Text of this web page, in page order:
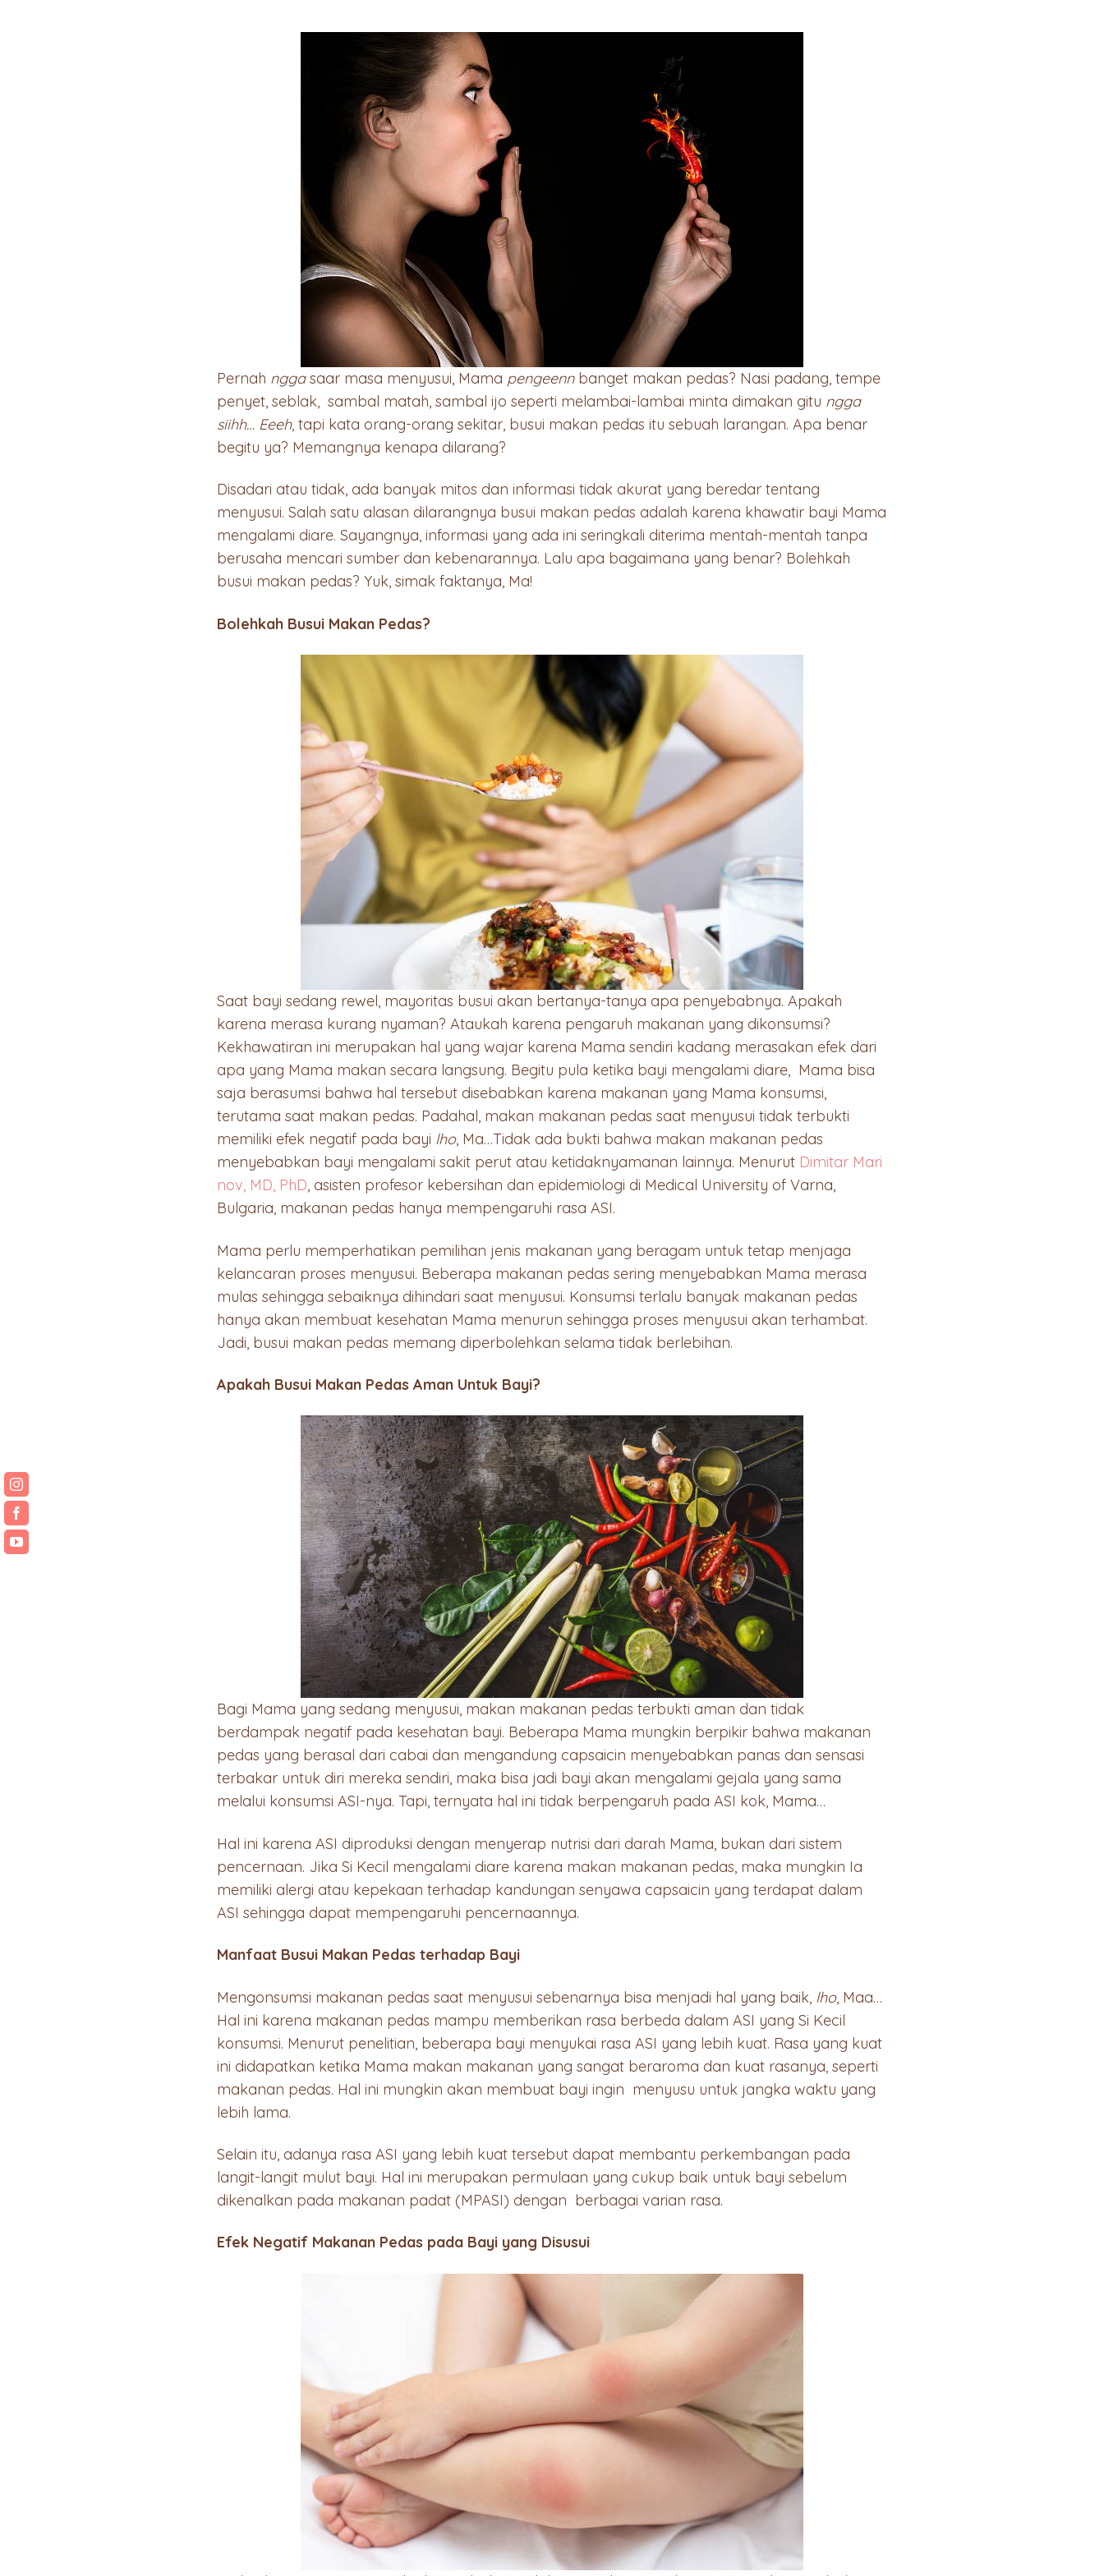
Pernah nggasaar masa menyusui, Mama pengeennbanget makan pedas? Nasi padang, tempe
penyet, seblak, sambal matah, sambal ijo seperti melambai-lambai minta dimakan gitu ngga
siihh… Eeeh, tapi kata orang-orang sekitar, busui makan pedas itu sebuah larangan. Apa benar
begitu ya? Memangnya kenapa dilarang?
Disadari atau tidak, ada banyak mitos dan informasi tidak akurat yang beredar tentang
menyusui. Salah satu alasan dilarangnya busui makan pedas adalah karena khawatir bayi Mama
mengalami diare. Sayangnya, informasi yang ada ini seringkali diterima mentah-mentah tanpa
berusaha mencari sumber dan kebenarannya. Lalu apa bagaimana yang benar? Bolehkah
busui makan pedas? Yuk, simak faktanya, Ma!
Bolehkah Busui Makan Pedas?
Saat bayi sedang rewel, mayoritas busui akan bertanya-tanya apa penyebabnya. Apakah
karena merasa kurang nyaman? Ataukah karena pengaruh makanan yang dikonsumsi?
Kekhawatiran ini merupakan hal yang wajar karena Mama sendiri kadang merasakan efek dari
apa yang Mama makan secara langsung. Begitu pula ketika bayi mengalami diare, Mama bisa
saja berasumsi bahwa hal tersebut disebabkan karena makanan yang Mama konsumsi,
terutama saat makan pedas. Padahal, makan makanan pedas saat menyusui tidak terbukti
memiliki efek negatif pada bayi lho, Ma…Tidak ada bukti bahwa makan makanan pedas
menyebabkan bayi mengalami sakit perut atau ketidaknyamanan lainnya. Menurut Dimitar Mari
nov, MD, PhD, asisten profesor kebersihan dan epidemiologi di Medical University of Varna,
Bulgaria, makanan pedas hanya mempengaruhi rasa ASI.
Mama perlu memperhatikan pemilihan jenis makanan yang beragam untuk tetap menjaga
kelancaran proses menyusui. Beberapa makanan pedas sering menyebabkan Mama merasa
mulas sehingga sebaiknya dihindari saat menyusui. Konsumsi terlalu banyak makanan pedas
hanya akan membuat kesehatan Mama menurun sehingga proses menyusui akan terhambat.
Jadi, busui makan pedas memang diperbolehkan selama tidak berlebihan.
Apakah Busui Makan Pedas Aman Untuk Bayi?
Bagi Mama yang sedang menyusui, makan makanan pedas terbukti aman dan tidak
berdampak negatif pada kesehatan bayi. Beberapa Mama mungkin berpikir bahwa makanan
pedas yang berasal dari cabai dan mengandung capsaicin menyebabkan panas dan sensasi
terbakar untuk diri mereka sendiri, maka bisa jadi bayi akan mengalami gejala yang sama
melalui konsumsi ASI-nya. Tapi, ternyata hal ini tidak berpengaruh pada ASI kok, Mama…
Hal ini karena ASI diproduksi dengan menyerap nutrisi dari darah Mama, bukan dari sistem
pencernaan. Jika Si Kecil mengalami diare karena makan makanan pedas, maka mungkin Ia
memiliki alergi atau kepekaan terhadap kandungan senyawa capsaicin yang terdapat dalam
ASI sehingga dapat mempengaruhi pencernaannya.
Manfaat Busui Makan Pedas terhadap Bayi
Mengonsumsi makanan pedas saat menyusui sebenarnya bisa menjadi hal yang baik, lho, Maa…
Hal ini karena makanan pedas mampu memberikan rasa berbeda dalam ASI yang Si Kecil
konsumsi. Menurut penelitian, beberapa bayi menyukai rasa ASI yang lebih kuat. Rasa yang kuat
ini didapatkan ketika Mama makan makanan yang sangat beraroma dan kuat rasanya, seperti
makanan pedas. Hal ini mungkin akan membuat bayi ingin menyusu untuk jangka waktu yang
lebih lama.
Selain itu, adanya rasa ASI yang lebih kuat tersebut dapat membantu perkembangan pada
langit-langit mulut bayi. Hal ini merupakan permulaan yang cukup baik untuk bayi sebelum
dikenalkan pada makanan padat (MPASI) dengan berbagai varian rasa.
Efek Negatif Makanan Pedas pada Bayi yang Disusui